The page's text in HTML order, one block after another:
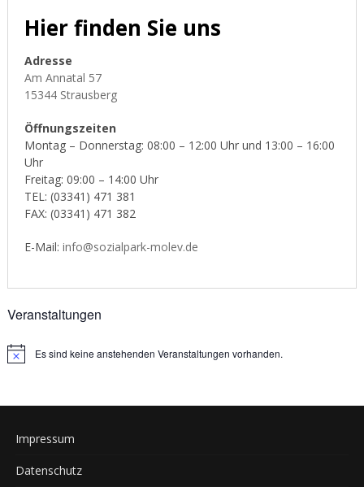
Hier finden Sie uns
Adresse
Am Annatal 57
15344 Strausberg
Öffnungszeiten
Montag – Donnerstag: 08:00 – 12:00 Uhr und 13:00 – 16:00
Uhr
Freitag: 09:00 – 14:00 Uhr
TEL: (03341) 471 381
FAX: (03341) 471 382
E-Mail: info@sozialpark-molev.de
Veranstaltungen
Notice Es sind keine anstehenden Veranstaltungen vorhanden.
Impressum
Datenschutz